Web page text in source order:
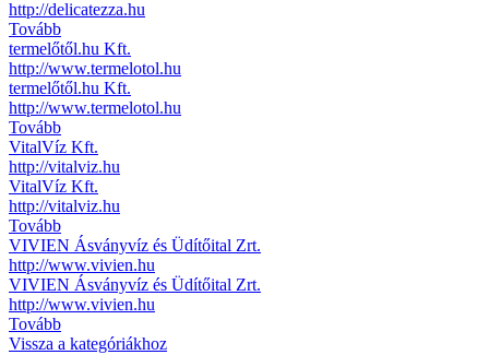
http://delicatezza.hu
Tovább
termelőtől.hu Kft.
http://www.termelotol.hu
termelőtől.hu Kft.
http://www.termelotol.hu
Tovább
VitalVíz Kft.
http://vitalviz.hu
VitalVíz Kft.
http://vitalviz.hu
Tovább
VIVIEN Ásványvíz és Üdítőital Zrt.
http://www.vivien.hu
VIVIEN Ásványvíz és Üdítőital Zrt.
http://www.vivien.hu
Tovább
Vissza a kategóriákhoz